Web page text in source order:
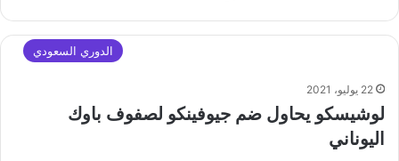
الدوري السعودي
22 يوليو، 2021
لوشيسكو يحاول ضم جيوفينكو لصفوف باوك
اليوناني